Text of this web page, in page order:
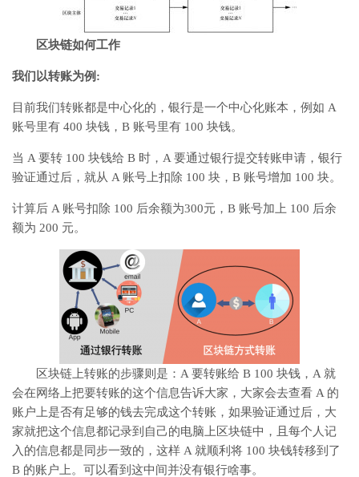
区块链如何工作
我们以转账为例:
目前我们转账都是中心化的，银行是一个中心化账本，例如 A
账号里有 400 块钱，B 账号里有 100 块钱。
当 A 要转 100 块钱给 B 时，A 要通过银行提交转账申请，银行
验证通过后，就从 A 账号上扣除 100 块，B 账号增加 100 块。
计算后 A 账号扣除 100 后余额为300元，B 账号加上 100 后余
额为 200 元。
区块链上转账的步骤则是：A 要转账给 B 100 块钱，A 就
会在网络上把要转账的这个信息告诉大家，大家会去查看 A 的
账户上是否有足够的钱去完成这个转账，如果验证通过后，大
家就把这个信息都记录到自己的电脑上区块链中，且每个人记
入的信息都是同步一致的，这样 A 就顺利将 100 块钱转移到了
B 的账户上。可以看到这中间并没有银行啥事。